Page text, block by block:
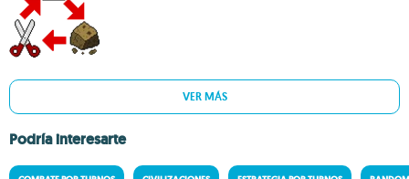
VER MÁS
Podría interesarte